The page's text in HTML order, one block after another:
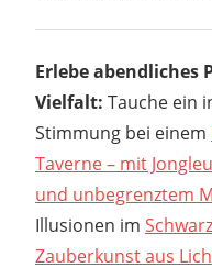
Erlebe abendliches
Vielfalt: Tauche ein
Stimmung bei einem
Taverne – mit
und unbegrenztem
Illusionen im
Zauberkunst aus